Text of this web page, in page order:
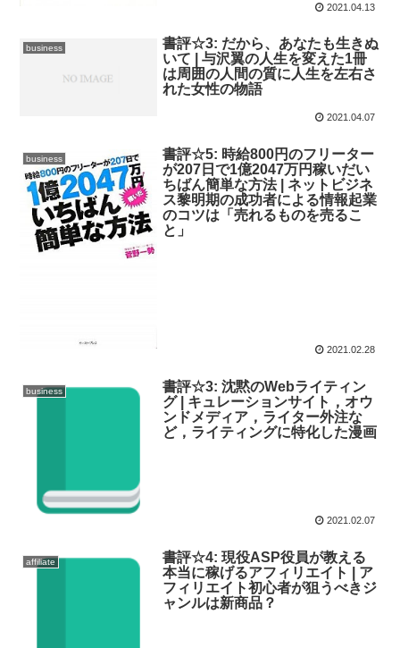
2021.04.13
business
書評☆3: だから、あなたも生きぬ
いて | 与沢翼の人生を変えた1冊
は周囲の人間の質に人生を左右さ
れた女性の物語
2021.04.07
business
書評☆5: 時給800円のフリーター
が207日で1億2047万円稼いだい
ちばん簡単な方法 | ネットビジネ
ス黎明期の成功者による情報起業
のコツは「売れるものを売るこ
と」
2021.02.28
business
書評☆3: 沈黙のWebライティン
グ | キュレーションサイト，オウ
ンドメディア，ライター外注な
ど，ライティングに特化した漫画
2021.02.07
affiliate
書評☆4: 現役ASP役員が教える
本当に稼げるアフィリエイト | ア
フィリエイト初心者が狙うべきジ
ャンルは新商品？